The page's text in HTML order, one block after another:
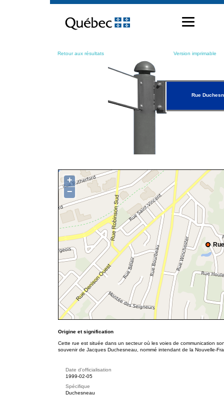
contenu
Retour aux résultats Version imprimable
Rue
+
−
Origine et signification
Cette rue est située dans un secteur où les voies de communication
souvenir de Jacques Duchesneau, nommé intendant de la Nouvelle-
Date d'officialisation
1999-02-05
Spécifique
Duchesneau